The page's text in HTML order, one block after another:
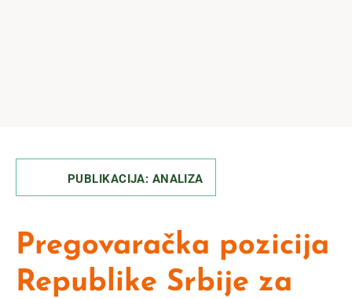
PUBLIKACIJA: ANALIZA
Pregovaračka pozicija
Republike Srbije za